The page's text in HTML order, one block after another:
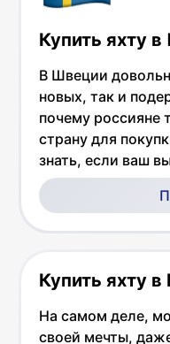
Купить яхту
В Швеции
новых, так и
почему россияне
страну для
знать, если ваш
Купить яхту
На самом деле,
своей мечты,